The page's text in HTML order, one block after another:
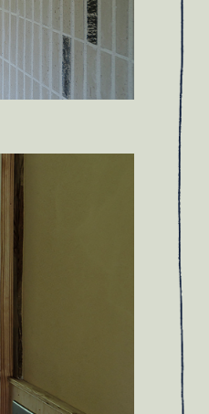
開宅舎ディレクション